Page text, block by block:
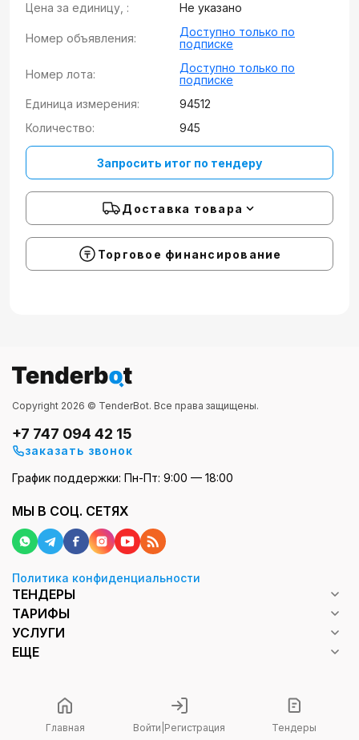
Главная Войти Регистрация Тендеры
Цена за единицу, : Не указано
Номер объявления:
Доступно только по
подписке
Номер лота:
Доступно только по
подписке
Единица измерения:
94512
Количество:
945
Запросить итог по тендеру
Доставка товара
Торговое финансирование
Copyright 2026 © TenderBot. Все права защищены.
+7 747 094 42 15
заказать звонок
График поддержки: Пн-Пт: 9:00 — 18:00
МЫ В СОЦ. СЕТЯХ
Политика конфиденциальности
ТЕНДЕРЫ
ТАРИФЫ
УСЛУГИ
ЕЩЕ